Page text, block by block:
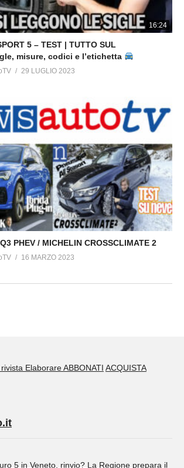
16:24
5 – TEST | TUTTO SUL
misure, codici e l’etichetta
29 LUGLIO 2023
PHEV / MICHELIN CROSSCLIMATE 2
16 MARZO 2023
ABBONATI ACQUISTA
5 in Veneto, rinvio? La Regione prepara il